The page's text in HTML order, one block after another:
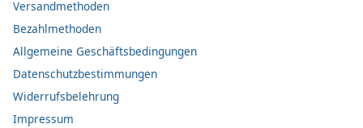
Versandmethoden
Bezahlmethoden
Allgemeine Geschäftsbedingungen
Datenschutzbestimmungen
Widerrufsbelehrung
Impressum